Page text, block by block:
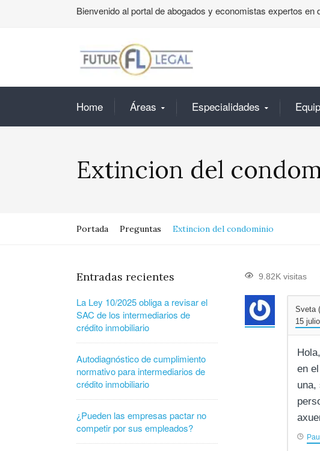
Bienvenido al portal de abogados y economistas expertos en
Home Áreas Especialidades
Extincion del
Portada Preguntas Extincion del condominio
9.82K visitas
Sveta
15
Hola,
en
una,
Entradas recientes
La Ley 10/2025 obliga a revisar el
SAC de los intermediarios de
crédito inmobiliario
Autodiagnóstico de cumplimiento
normativo para intermediarios de
crédito inmobiliario
¿Pueden las empresas pactar no
competir por sus empleados?